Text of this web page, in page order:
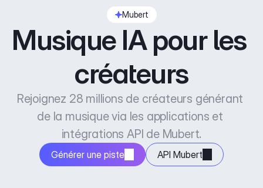
Mubert
Musique IA pour les
créateurs
Rejoignez 28 millions de créateurs générant
de la musique via les applications et
intégrations API de Mubert.
Générer une piste API Mubert